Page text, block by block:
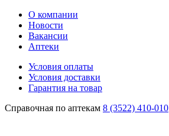
О компании
Новости
Вакансии
Аптеки
Условия оплаты
Условия доставки
Гарантия на товар
Справочная по аптекам 8 (3522) 410-010